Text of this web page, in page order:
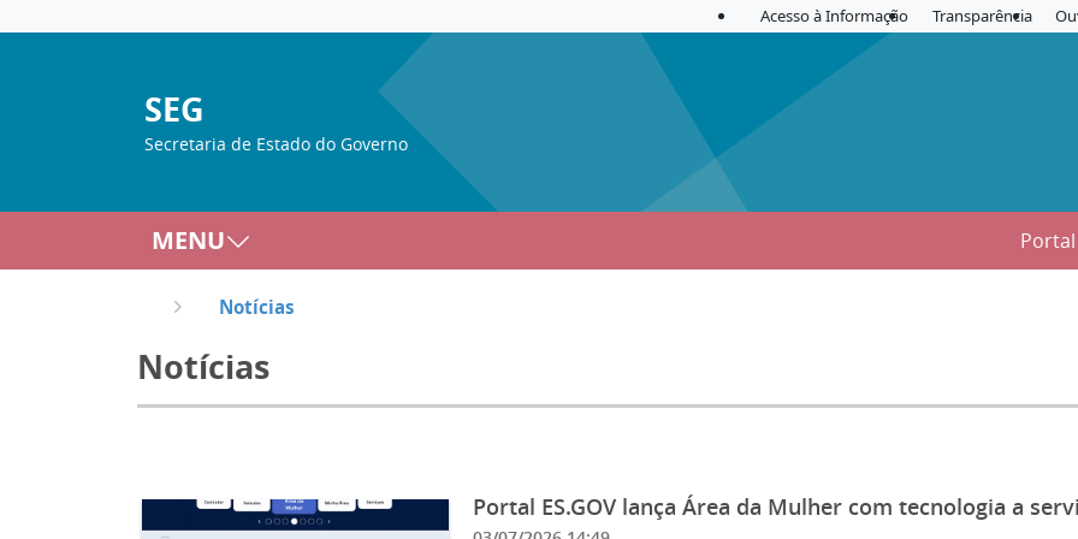
Acesso à Informação Transparência
SEG
Secretaria de Estado do Governo
MENU
Notícias
Notícias